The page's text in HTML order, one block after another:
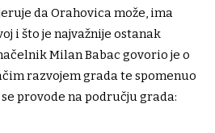
da Orahovica može, ima
i što je najvažnije ostanak
Milan Babac govorio je o
razvojem grada te spomenuo
provode na području grada: